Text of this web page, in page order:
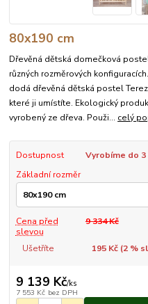
80x190 cm
Dřevěná dětská domečková
různých rozměrových
dodá dřevěná dětská postel
které ji umístíte. Ekologický
vyrobený ze dřeva. Použi... celý
Dostupnost
Vyrobíme do
Základní rozměr
Cena před
slevou
9 334 Kč
Ušetříte 195 Kč (2%
9 139 Kč/ks
7 553 Kč bez DPH